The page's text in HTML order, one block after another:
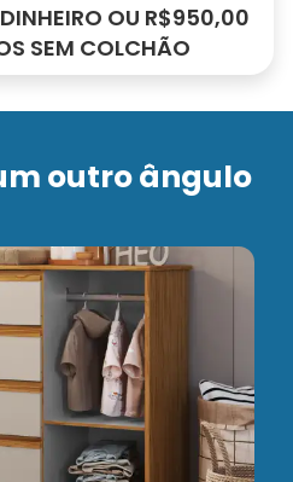
OU R$950,00
SEM COLCHÃO
outro ângulo